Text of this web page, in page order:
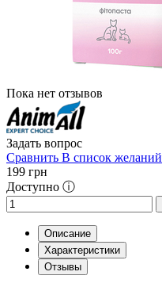
Пока нет отзывов
Задать вопрос
Сравнить В список желаний
199 грн
Доступно ⓘ
Описание
Характеристики
Отзывы